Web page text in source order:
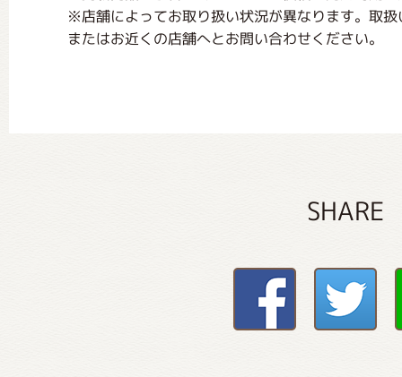
※店舗によってお取り扱い状況が異なります。取
またはお近くの店舗へとお問い合わせください。
SHARE